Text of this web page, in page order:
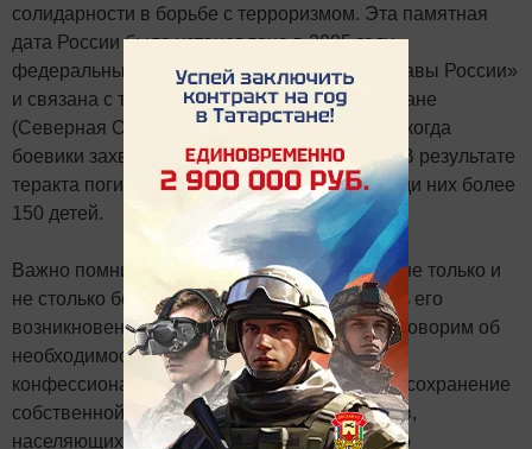
солидарности в борьбе с терроризмом. Эта памятная
дата России была установлена в 2005 году
федеральным законом «О днях воинской славы России»
и связана с трагическими событиями в Беслане
(Северная Осетия, 1-3 сентября 2004 года), когда
боевики захватили одну из городских школ. В результате
теракта погибли более трехсот человек, среди них более
150 детей.
Важно помнить, что с терроризмом следует не только и
не столько бороться, сколько предупреждать его
возникновение. Не ради красивых слов мы говорим об
необходимости уважения культурных и
конфессиональных особенностей, права на сохранение
собственной идентичности для всех народов,
населяющих Российскую Федерацию. Только